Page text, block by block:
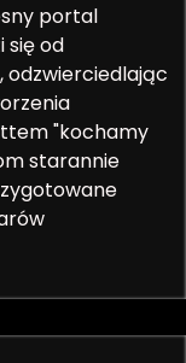
portal
się od
odzwierciedlając
"kochamy
starannie